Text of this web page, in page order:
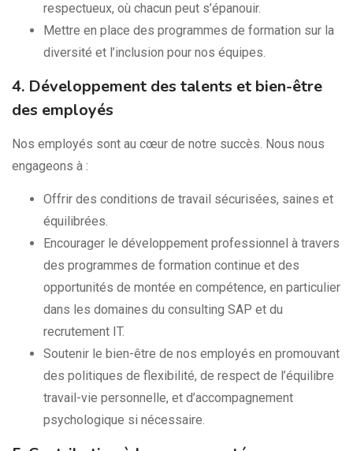
respectueux, où chacun peut s’épanouir.
Mettre en place des programmes de formation sur la
diversité et l’inclusion pour nos équipes.
4. Développement des talents et bien-être
des employés
Nos employés sont au cœur de notre succès. Nous nous
engageons à :
Offrir des conditions de travail sécurisées, saines et
équilibrées.
Encourager le développement professionnel à travers
des programmes de formation continue et des
opportunités de montée en compétence, en particulier
dans les domaines du consulting SAP et du
recrutement IT.
Soutenir le bien-être de nos employés en promouvant
des politiques de flexibilité, de respect de l’équilibre
travail-vie personnelle, et d’accompagnement
psychologique si nécessaire.